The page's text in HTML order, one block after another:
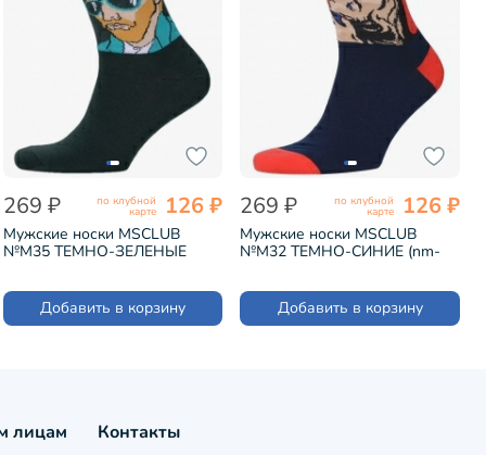
269 ₽ по клубной
карте 126 ₽
Мужские носки MSCLUB
№М35 ТЕМНО-ЗЕЛЕНЫЕ
Добавить в корзину
269 ₽ по клубной
карте 126 ₽
Мужские носки MSCLUB
№М32 ТЕМНО-СИНИЕ (nm-
Добавить в корзину
лицам Контакты